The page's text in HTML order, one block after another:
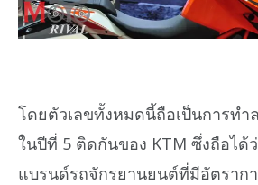
โดยตัวเลขทั้งหมดนี้ถือเป็นการทำ
ในปีที่ 5 ติดกันของ KTM ซึ่งถือได้
แบรนด์รถจักรยานยนต์ที่มีอัตรากา